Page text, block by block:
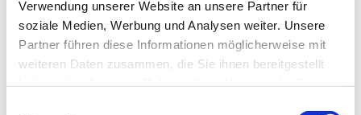
Verwendung unserer Website an unsere Partner für
soziale Medien, Werbung und Analysen weiter. Unsere
Partner führen diese Informationen möglicherweise mit
weiteren Daten zusammen, die Sie ihnen bereitgestellt